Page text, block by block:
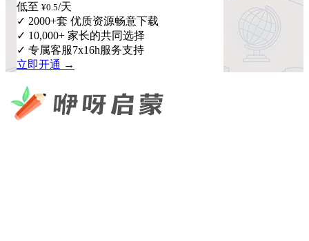
低至 ¥0.5/天
✓ 2000+套 优质资源畅意下载
✓ 10,000+ 家长的共同选择
✓ 专属客服7x16h服务支持
立即开通 →